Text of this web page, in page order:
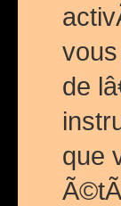
de
que